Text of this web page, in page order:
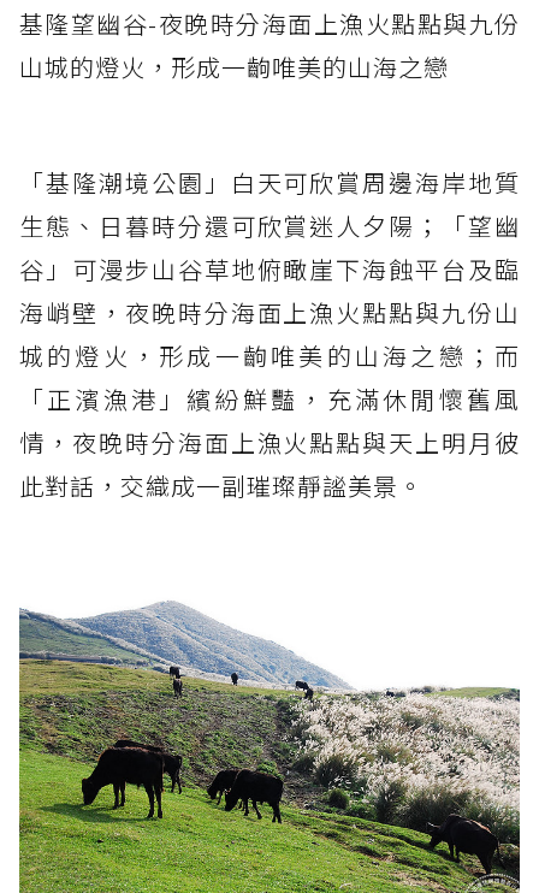
基隆望幽谷-夜晚時分海面上漁火點點與九份
山城的燈火，形成一齣唯美的山海之戀
「基隆潮境公園」白天可欣賞周邊海岸地質
生態、日暮時分還可欣賞迷人夕陽；「望幽
谷」可漫步山谷草地俯瞰崖下海蝕平台及臨
海峭壁，夜晚時分海面上漁火點點與九份山
城的燈火，形成一齣唯美的山海之戀；而
「正濱漁港」繽紛鮮豔，充滿休閒懷舊風
情，夜晚時分海面上漁火點點與天上明月彼
此對話，交織成一副璀璨靜謐美景。